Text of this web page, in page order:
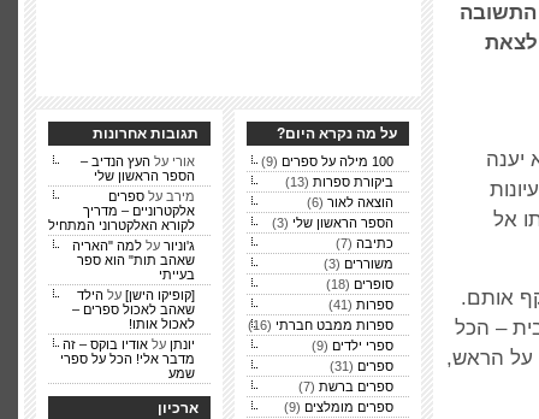
התשובה
לצאת
יענה
אל
אותם.
– הכל
על הראש,
על מה נקרא היום?
100 מילה על ספרים
(9)
ביקורת ספרות (13)
הוצאה לאור (6)
הספר הראשון שלי (3)
כתיבה (7)
משוררים (3)
סופרים (18)
ספרות (41)
ספרות ממבט חברתי (16)
ספרי ילדים (9)
ספרים (31)
ספרים ברשת (7)
ספרים מומלצים (9)
תגובות אחרונות
אורי על העץ הנדיב –
הספר הראשון שלי
מירב על ספרים
אלקטרוניים – מדריך
לקורא האלקטרוני המתחיל
ג'וניור על למה "האריה
שאהב תות" הוא ספר
בעייתי
[קופיקו הישן] על הילד
שאהב לאכול ספרים –
לאכול אותו!
יונתן על אודיו בוקס – זה
מדבר אלי! הכל על ספרי
שמע
ארכיון